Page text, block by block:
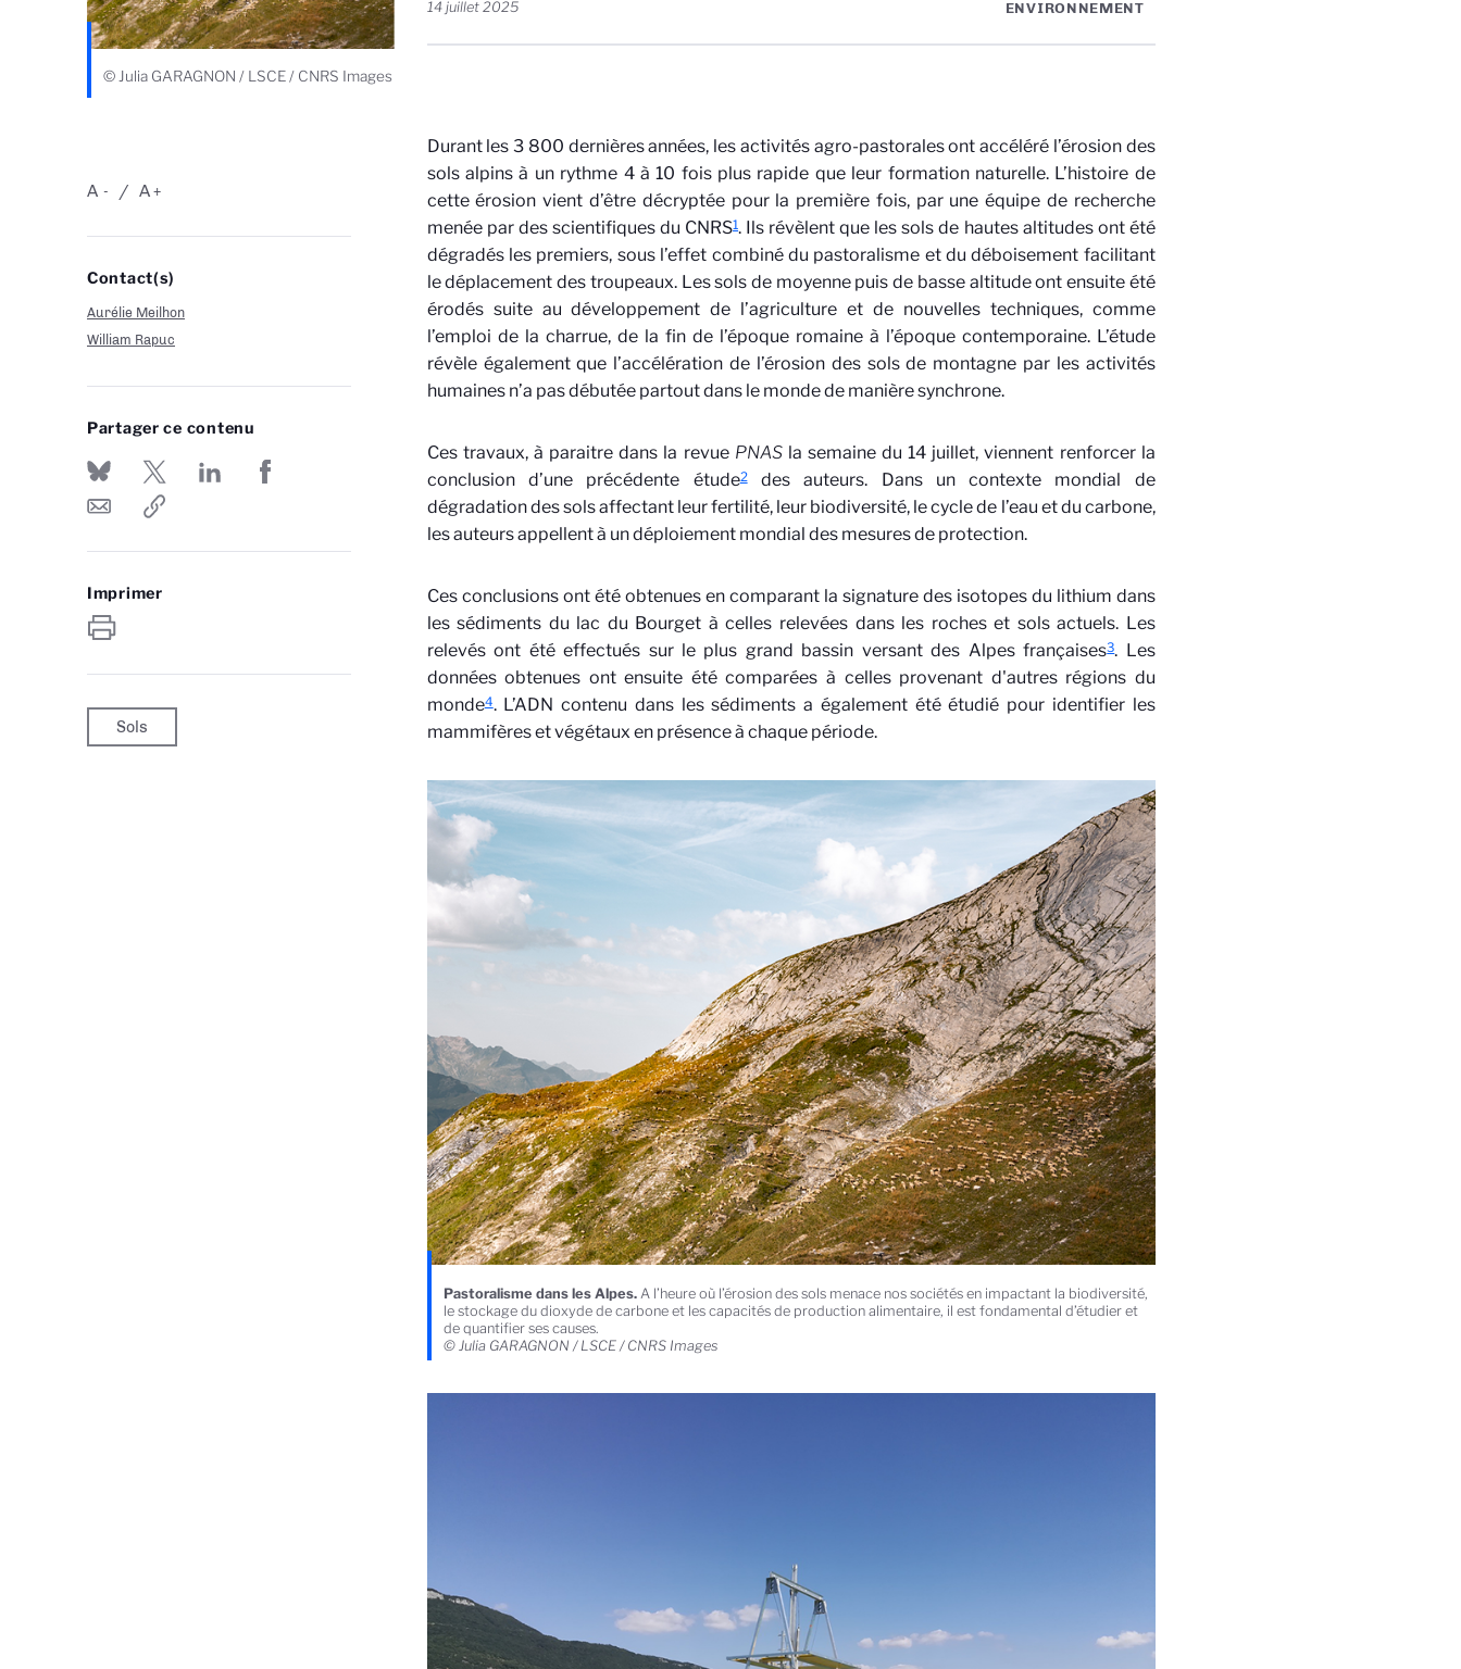
© Julia GARAGNON / LSCE / CNRS Images
-
A +
A
Contact(s)
Aurélie Meilhon
William Rapuc
Partager ce contenu
Imprimer
Sols
14 juillet 2025 ENVIRONNEMENT
Durant les 3 800 dernières années, les activités agro-pastorales ont accéléré l’érosion des
sols alpins à un rythme 4 à 10 fois plus rapide que leur formation naturelle. L’histoire de
cette érosion vient d’être décryptée pour la première fois, par une équipe de recherche
menée par des scientifiques du CNRS1. Ils révèlent que les sols de hautes altitudes ont été
dégradés les premiers, sous l’effet combiné du pastoralisme et du déboisement facilitant
le déplacement des troupeaux. Les sols de moyenne puis de basse altitude ont ensuite été
érodés suite au développement de l’agriculture et de nouvelles techniques, comme
l’emploi de la charrue, de la fin de l’époque romaine à l’époque contemporaine. L’étude
révèle également que l’accélération de l’érosion des sols de montagne par les activités
humaines n’a pas débutée partout dans le monde de manière synchrone.
Ces travaux, à paraitre dans la revue PNASla semaine du 14 juillet, viennent renforcer la
conclusion d’une précédente étude2des auteurs. Dans un contexte mondial de
dégradation des sols affectant leur fertilité, leur biodiversité, le cycle de l’eau et du carbone,
les auteurs appellent à un déploiement mondial des mesures de protection.
Ces conclusions ont été obtenues en comparant la signature des isotopes du lithium dans
les sédiments du lac du Bourget à celles relevées dans les roches et sols actuels. Les
relevés ont été effectués sur le plus grand bassin versant des Alpes françaises3. Les
données obtenues ont ensuite été comparées à celles provenant d'autres régions du
monde4. L’ADN contenu dans les sédiments a également été étudié pour identifier les
mammifères et végétaux en présence à chaque période.
Pastoralisme dans les Alpes. A l’heure où l’érosion des sols menace nos sociétés en impactant la biodiversité,
le stockage du dioxyde de carbone et les capacités de production alimentaire, il est fondamental d’étudier et
de quantifier ses causes.
© Julia GARAGNON / LSCE / CNRS Images